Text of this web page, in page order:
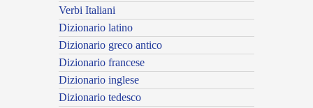
Verbi Italiani
Dizionario latino
Dizionario greco antico
Dizionario francese
Dizionario inglese
Dizionario tedesco